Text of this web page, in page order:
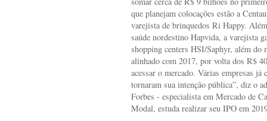
que planejam colocações estão a
varejista de brinquedos Ri Happy.
saúde nordestino Hapvida, a varejista
shopping centers HSI/Saphyr, além do
alinhado com 2017, por volta dos R$
acessar o mercado. Várias empresas já
tornaram sua intenção pública”, diz o
Forbes - especialista em Mercado de
Modal, estuda realizar seu IPO em